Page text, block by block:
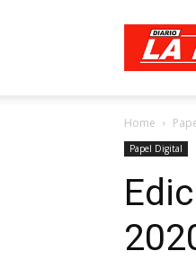
Diario
Región
Home
Papel Digital